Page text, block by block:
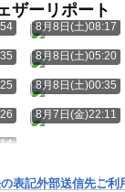
ザーリポート
8月8日(土)08:17
8月8日(土)05:20
8月8日(土)00:35
8月7日(金)22:11
表記外部送信先ご利